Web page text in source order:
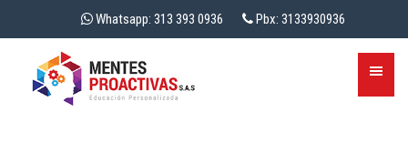
Whatsapp: 313 393 0936 Pbx: 3133930936